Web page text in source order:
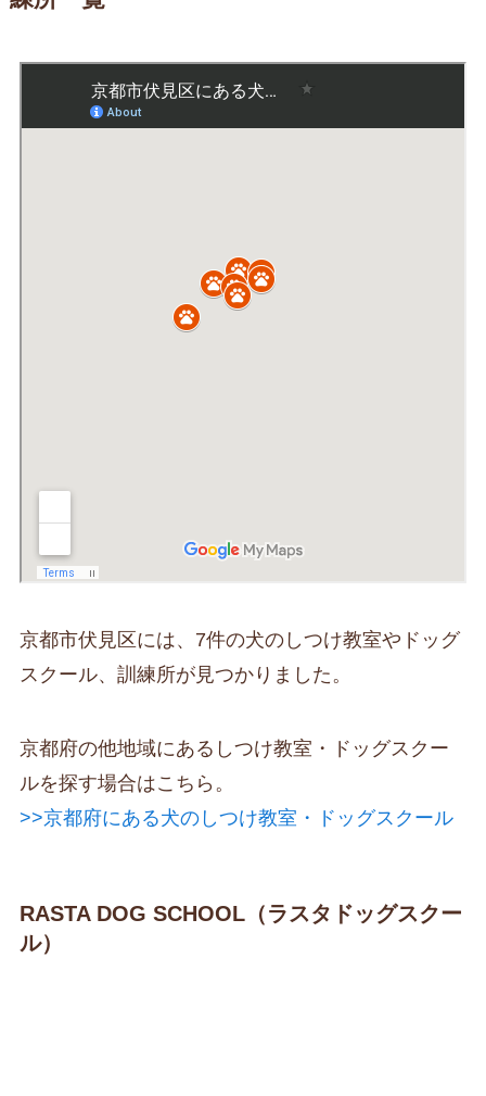
京都市伏見区には、7件の犬のしつけ教室やドッグ
スクール、訓練所が見つかりました。
京都府の他地域にあるしつけ教室・ドッグスクー
ルを探す場合はこちら。
>>京都府にある犬のしつけ教室・ドッグスクール
RASTA DOG SCHOOL（ラスタドッグスクー
ル）